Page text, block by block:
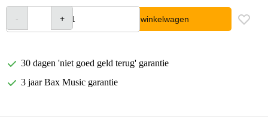
In winkelwagen
30 dagen 'niet goed geld terug' garantie
3 jaar Bax Music garantie